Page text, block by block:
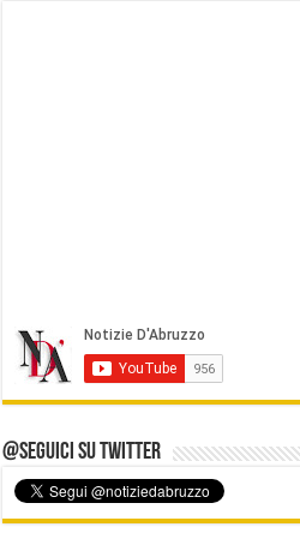
@Seguici su Twitter